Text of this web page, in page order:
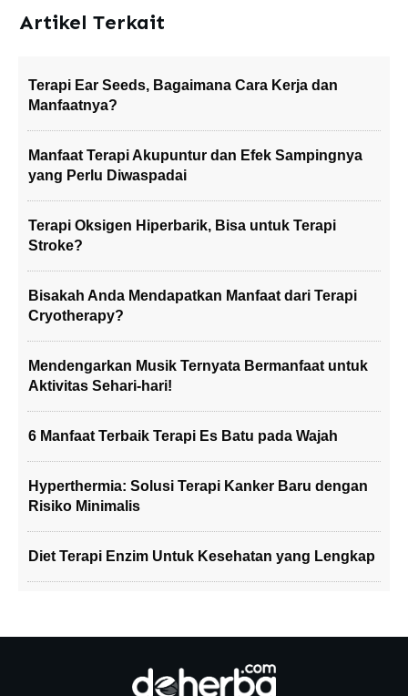
Artikel Terkait
Terapi Ear Seeds, Bagaimana Cara Kerja dan
Manfaatnya?
Manfaat Terapi Akupuntur dan Efek Sampingnya
yang Perlu Diwaspadai
Terapi Oksigen Hiperbarik, Bisa untuk Terapi
Stroke?
Bisakah Anda Mendapatkan Manfaat dari Terapi
Cryotherapy?
Mendengarkan Musik Ternyata Bermanfaat untuk
Aktivitas Sehari-hari!
6 Manfaat Terbaik Terapi Es Batu pada Wajah
Hyperthermia: Solusi Terapi Kanker Baru dengan
Risiko Minimalis
Diet Terapi Enzim Untuk Kesehatan yang Lengkap